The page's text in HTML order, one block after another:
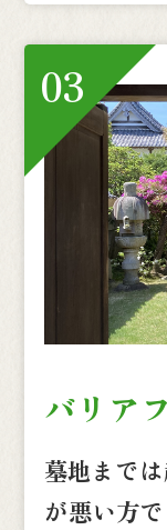
03
バリア
墓地まで
が悪い方